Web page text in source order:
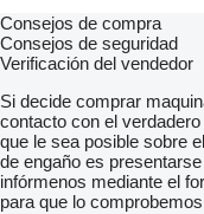
Consejos de compra
Consejos de seguridad
Verificación del vendedor
Si decide comprar
contacto con el
que le sea posible sobre
de engaño es
infórmenos mediante el
para que lo